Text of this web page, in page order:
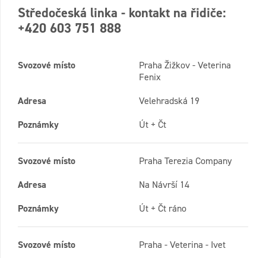
Středočeská linka - kontakt na řidiče:
+420 603 751 888
Svozové místo
Praha Žižkov - Veterina
Fenix
Adresa
Velehradská 19
Poznámky
Út + Čt
Svozové místo
Praha Terezia Company
Adresa
Na Návrší 14
Poznámky
Út + Čt ráno
Svozové místo
Praha - Veterina - Ivet